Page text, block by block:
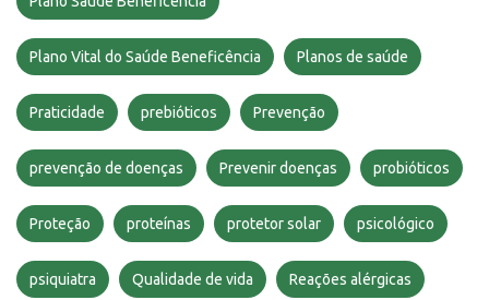
Plano Vital do Saúde Beneficência Planos de saúde
Praticidade prebióticos Prevenção
prevenção de doenças Prevenir doenças probióticos
Proteção proteínas protetor solar psicológico
psiquiatra Qualidade de vida Reações alérgicas